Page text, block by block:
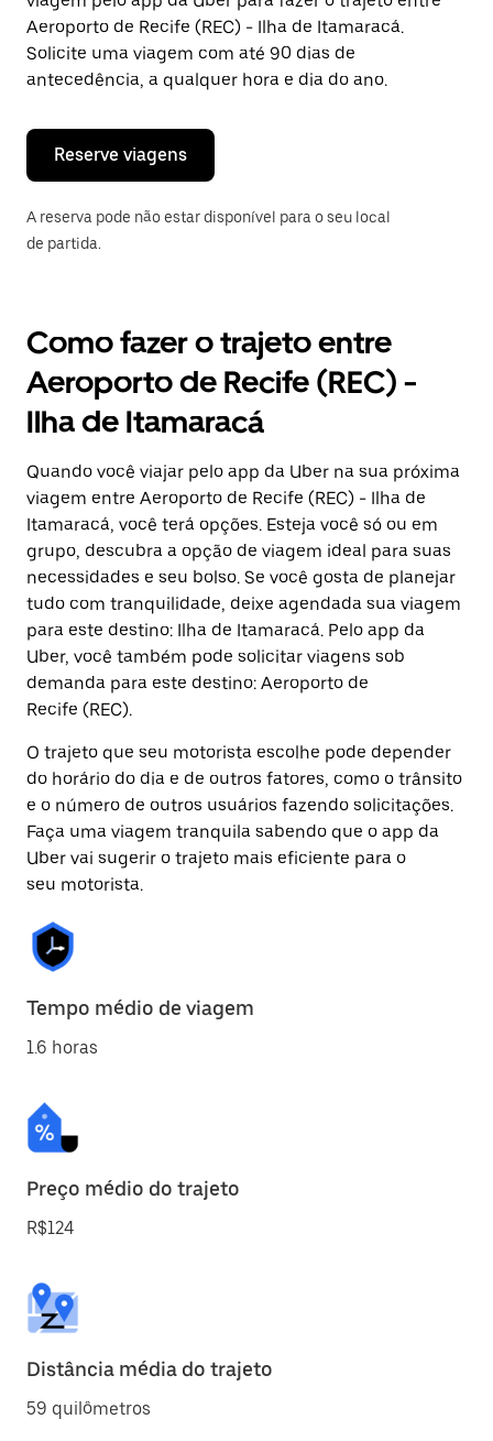
Pressione
a
tecla
“ESC”
para
o
calendário.
Aeroporto de Recife (REC) - Ilha de Itamaracá.
Solicite uma viagem com até 90 dias de
antecedência, a qualquer hora e dia do ano.
Reserve viagens
A reserva pode não estar disponível para o seu local
de partida.
Como fazer o trajeto entre
Aeroporto de Recife (REC) -
Ilha de Itamaracá
Quando você viajar pelo app da Uber na sua próxima
viagem entre Aeroporto de Recife (REC) - Ilha de
Itamaracá, você terá opções. Esteja você só ou em
grupo, descubra a opção de viagem ideal para suas
necessidades e seu bolso. Se você gosta de planejar
tudo com tranquilidade, deixe agendada sua viagem
para este destino: Ilha de Itamaracá. Pelo app da
Uber, você também pode solicitar viagens sob
demanda para este destino: Aeroporto de
Recife (REC).
O trajeto que seu motorista escolhe pode depender
do horário do dia e de outros fatores, como o trânsito
e o número de outros usuários fazendo solicitações.
Faça uma viagem tranquila sabendo que o app da
Uber vai sugerir o trajeto mais eficiente para o
seu motorista.
Tempo médio de viagem
1.6 horas
Preço médio do trajeto
R$124
Distância média do trajeto
59 quilômetros